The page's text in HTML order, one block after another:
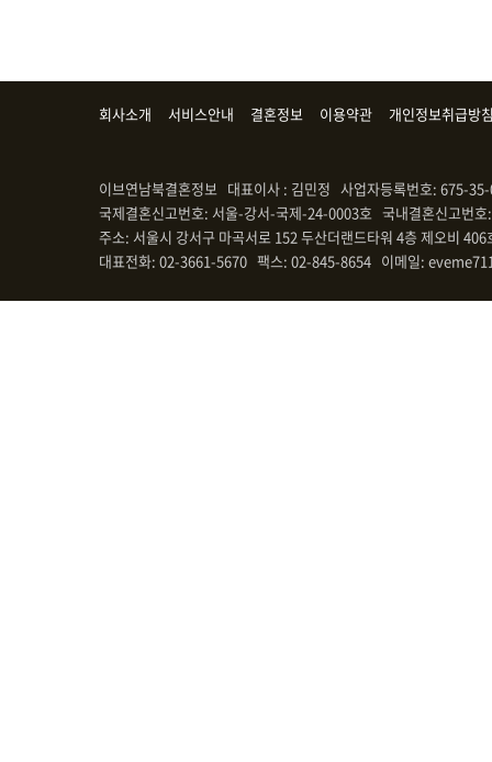
회사소개 서비스안내 결혼정보 이용약관 개인정보취급방
이브연남북결혼정보 대표이사 : 김민정 사업자등록번호: 675-
국제결혼신고번호: 서울-강서-국제-24-0003호 국내결혼신고번
주소: 서울시 강서구 마곡서로 152 두산더랜드타워 4층 제오비 406
대표전화: 02-3661-5670 팩스: 02-845-8654 이메일: